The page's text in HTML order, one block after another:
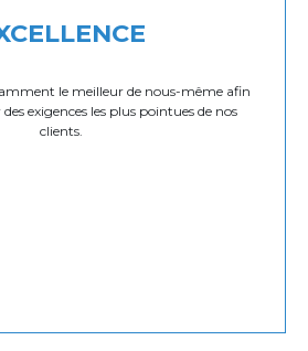
le meilleur de nous-même afin
exigences les plus pointues de nos
clients.